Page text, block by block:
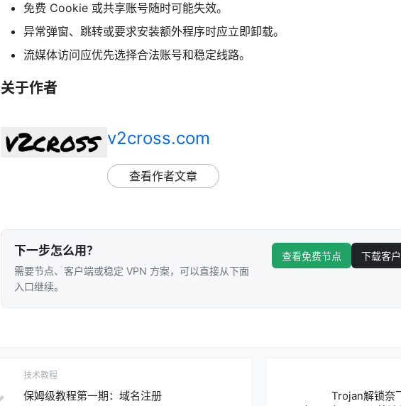
免费 Cookie 或共享账号随时可能失效。
异常弹窗、跳转或要求安装额外程序时应立即卸载。
流媒体访问应优先选择合法账号和稳定线路。
关于作者
v2cross.com
查看作者文章
下一步怎么用？
需要节点、客户端或稳定 VPN 方案，可以直接从下面
入口继续。
查看免费节点 下载客
技术教程
保姆级教程第一期：域名注册
Trojan解锁奈